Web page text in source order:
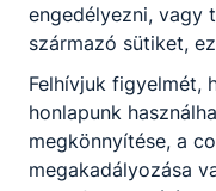
engedélyezni, vagy
származó sütiket,
Felhívjuk figyelmét,
honlapunk
megkönnyítése, a
megakadályozása